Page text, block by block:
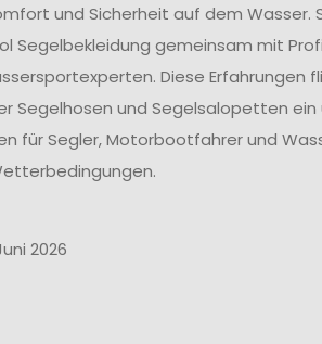
und Sicherheit auf dem Wasser.
Segelbekleidung gemeinsam mit
Diese Erfahrungen
Segelhosen und Segelsalopetten
für Segler, Motorbootfahrer und
2026